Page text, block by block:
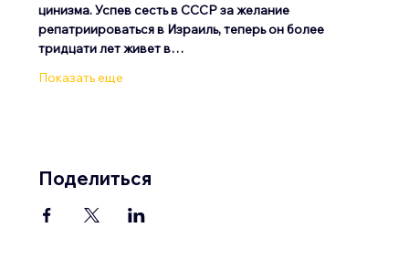
цинизма. Успев сесть в СССР за желание
репатриироваться в Израиль, теперь он более
тридцати лет живет в…
Показать еще
Поделиться